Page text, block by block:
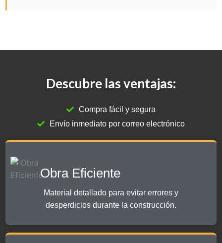
Descubre las ventajas:
Compra fácil y segura
Envío inmediato por correo electrónico
Obra Eficiente
Material detallado para evitar errores y
desperdicios durante la construcción.